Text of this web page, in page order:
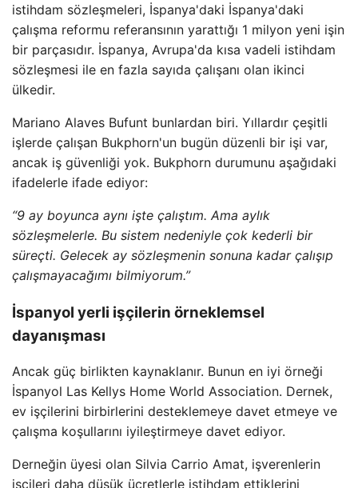
istihdam sözleşmeleri, İspanya'daki İspanya'daki
çalışma reformu referansının yarattığı 1 milyon yeni işin
bir parçasıdır. İspanya, Avrupa'da kısa vadeli istihdam
sözleşmesi ile en fazla sayıda çalışanı olan ikinci
ülkedir.
Mariano Alaves Bufunt bunlardan biri. Yıllardır çeşitli
işlerde çalışan Bukphorn'un bugün düzenli bir işi var,
ancak iş güvenliği yok. Bukphorn durumunu aşağıdaki
ifadelerle ifade ediyor:
“9 ay boyunca aynı işte çalıştım. Ama aylık
sözleşmelerle. Bu sistem nedeniyle çok kederli bir
süreçti. Gelecek ay sözleşmenin sonuna kadar çalışıp
çalışmayacağımı bilmiyorum.”
İspanyol yerli işçilerin örneklemsel
dayanışması
Ancak güç birlikten kaynaklanır. Bunun en iyi örneği
İspanyol Las Kellys Home World Association. Dernek,
ev işçilerini birbirlerini desteklemeye davet etmeye ve
çalışma koşullarını iyileştirmeye davet ediyor.
Derneğin üyesi olan Silvia Carrio Amat, işverenlerin
işçileri daha düşük ücretlerle istihdam ettiklerini